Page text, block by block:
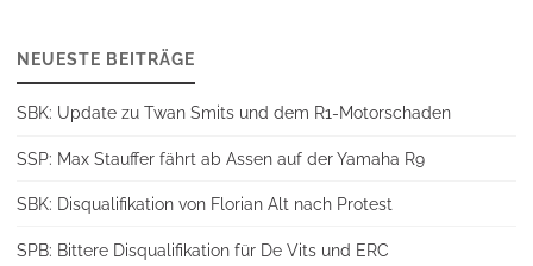
NEUESTE BEITRÄGE
SBK: Update zu Twan Smits und dem R1-Motorschaden
SSP: Max Stauffer fährt ab Assen auf der Yamaha R9
SBK: Disqualifikation von Florian Alt nach Protest
SPB: Bittere Disqualifikation für De Vits und ERC